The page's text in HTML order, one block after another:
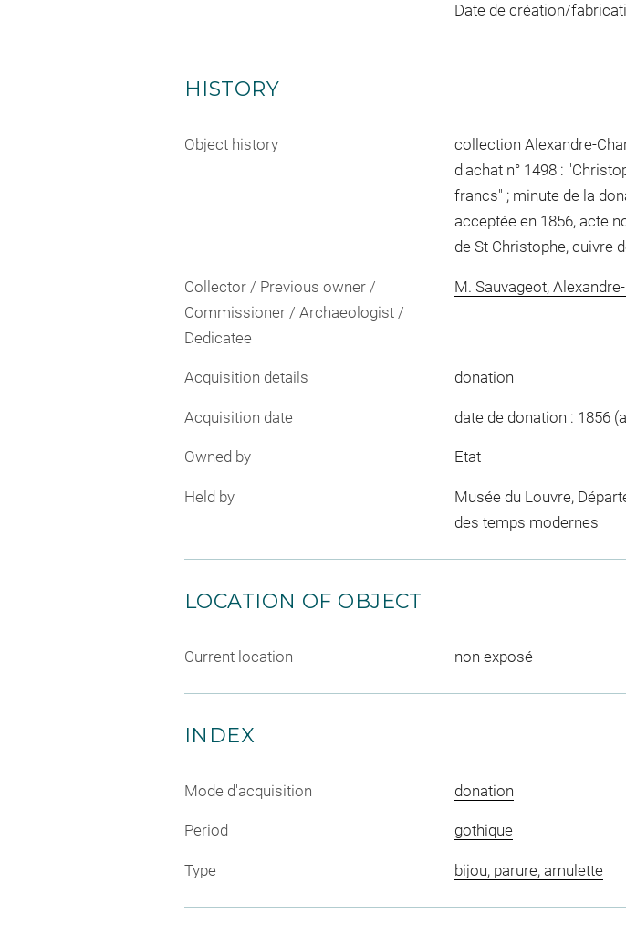
Date de création/
HISTORY
Object history
collection Alexandre-
d'achat n° 1498 :
francs" ; minute de la
acceptée en 1856, acte
de St Christophe, cuivre
Collector / Previous owner /
Commissioner / Archaeologist /
Dedicatee
M. Sauvageot,
Acquisition details donation
Acquisition date date de donation : 1856
Owned by Etat
Held by
Musée du Louvre,
des temps modernes
LOCATION OF OBJECT
Current location non exposé
INDEX
Mode d'acquisition donation
Period gothique
Type bijou, parure, amulette